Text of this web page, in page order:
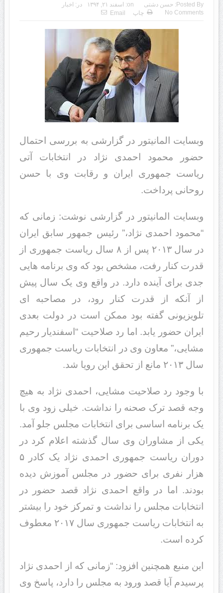
Posted By: حسن دشتی on: اسفند ۲۱, ۱۳۹۴ در: اخبار
No Comments
چاپ Email
وبسایت المانیتور در گزارشی به بررسی احتمال
حضور محمود احمدی نژاد در انتخابات آتی
ریاست جمهوری ایران و رقابت وی با حسن
روحانی پرداخت.
وبسایت المانیتور در گزارشی نوشت: زمانی که
“محمود احمدی نژاد،” رئیس جمهور سابق ایران
در سال ۲۰۱۳ پس از ۸ سال ریاست جمهوری از
قدرت کنار رفت، مشخص بود که وی برنامه هایی
جدی برای آینده دارد. در واقع وی یک سال پیش
از آنکه از قدرت کنار رود، در مصاحبه ای
تلویزیونی گفته بود ممکن است در دولت بعدی
ایران حضور یابد. اما رد صلاحیت “اسفندیار رحیم
مشایی،” معاون وی در انتخابات ریاست جمهوری
سال ۲۰۱۳ مانع از تحقق این رویا شد.
با وجود رد صلاحیت مشایی، احمدی نژاد به هیچ
وجه قصد ترک صحنه را نداشت. خیلی زود وی با
یک برنامه اساسی برای انتخابات مجلس جلو آمد.
یکی از مشاوران وی سال گذشته اعلام کرد در
دوران ریاست جمهوری احمدی نژاد یک کادر ۵
هزار نفری برای حضور در مجلس آموزش دیده
بودند. اما در واقع احمدی نژاد قصد حضور در
انتخابات مجلس را نداشت و تمرکز خود را بیشتر
به انتخابات ریاست جمهوری سال ۲۰۱۷ معطوف
کرده است.
این منبع همچنین افزود: “زمانی که از احمدی نژاد
پرسیدم آیا قصد ورود به مجلس را دارد، پاسخ وی